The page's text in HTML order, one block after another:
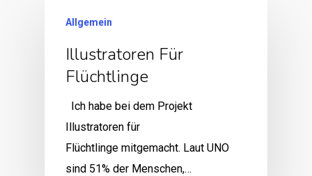
Allgemein
Illustratoren Für
Flüchtlinge
Ich habe bei dem Projekt
Illustratoren für
Flüchtlinge mitgemacht. Laut UNO
sind 51% der Menschen,…